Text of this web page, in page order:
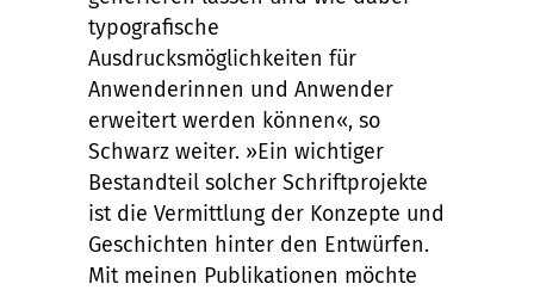
typografische
Ausdrucksmöglichkeiten für
Anwenderinnen und Anwender
erweitert werden können«, so
Schwarz weiter. »Ein wichtiger
Bestandteil solcher Schriftprojekte
ist die Vermittlung der Konzepte und
Geschichten hinter den Entwürfen.
Mit meinen Publikationen möchte